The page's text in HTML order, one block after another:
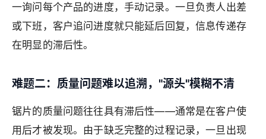
一询问每个产品的进度，手动记录。一旦负责人出差
或下班，客户追问进度就只能延后回复，信息传递存
在明显的滞后性。
难题二：质量问题难以追溯，"源头"模糊不清
锯片的质量问题往往具有滞后性——通常是在客户使
用后才被发现。由于缺乏完整的过程记录，一旦出现